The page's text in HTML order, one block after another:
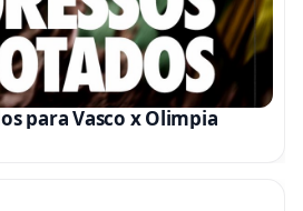
para Vasco x Olimpia